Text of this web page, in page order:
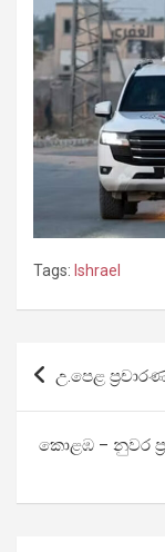
Tags: Ishrael
Post
navigation
උ.පෙළ
කොළඹ – නුවර